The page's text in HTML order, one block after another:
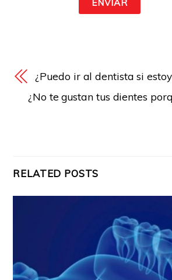
¿Puedo ir al dentista si
¿No te gustan tus dientes
RELATED POSTS